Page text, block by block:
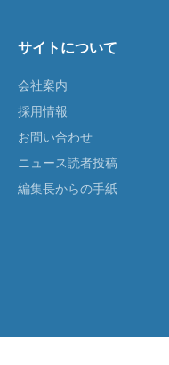
サイトについて
会社案内
採用情報
お問い合わせ
ニュース読者投稿
編集長からの手紙